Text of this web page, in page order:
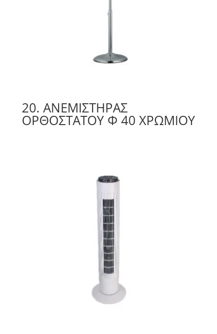
20. ΑΝΕΜΙΣΤΉΡΑΣ
ΟΡΘΟΣΤΑΤΟΥ Φ 40 ΧΡΩΜΙΟΥ